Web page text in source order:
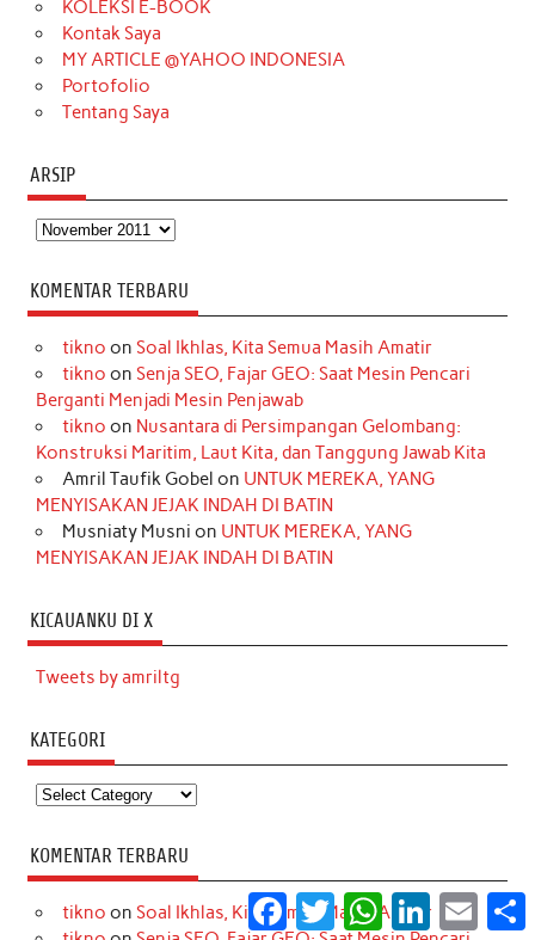
m
KOLEKSI E-BOOK
Kontak Saya
MY ARTICLE @YAHOO INDONESIA
Portofolio
Tentang Saya
ARSIP
Arsip
KOMENTAR TERBARU
tikno on Soal Ikhlas, Kita Semua Masih Amatir
tikno on Senja SEO, Fajar GEO: Saat Mesin Pencari
Berganti Menjadi Mesin Penjawab
tikno on Nusantara di Persimpangan Gelombang:
Konstruksi Maritim, Laut Kita, dan Tanggung Jawab Kita
Amril Taufik Gobel on UNTUK MEREKA, YANG
MENYISAKAN JEJAK INDAH DI BATIN
Musniaty Musni on UNTUK MEREKA, YANG
MENYISAKAN JEJAK INDAH DI BATIN
KICAUANKU DI X
Tweets by amriltg
KATEGORI
Kategori
KOMENTAR TERBARU
tikno on Soal Ikhlas, Kita Semua Masih Amatir
Facebook
TwitterWhatsApp
LinkedInEmail